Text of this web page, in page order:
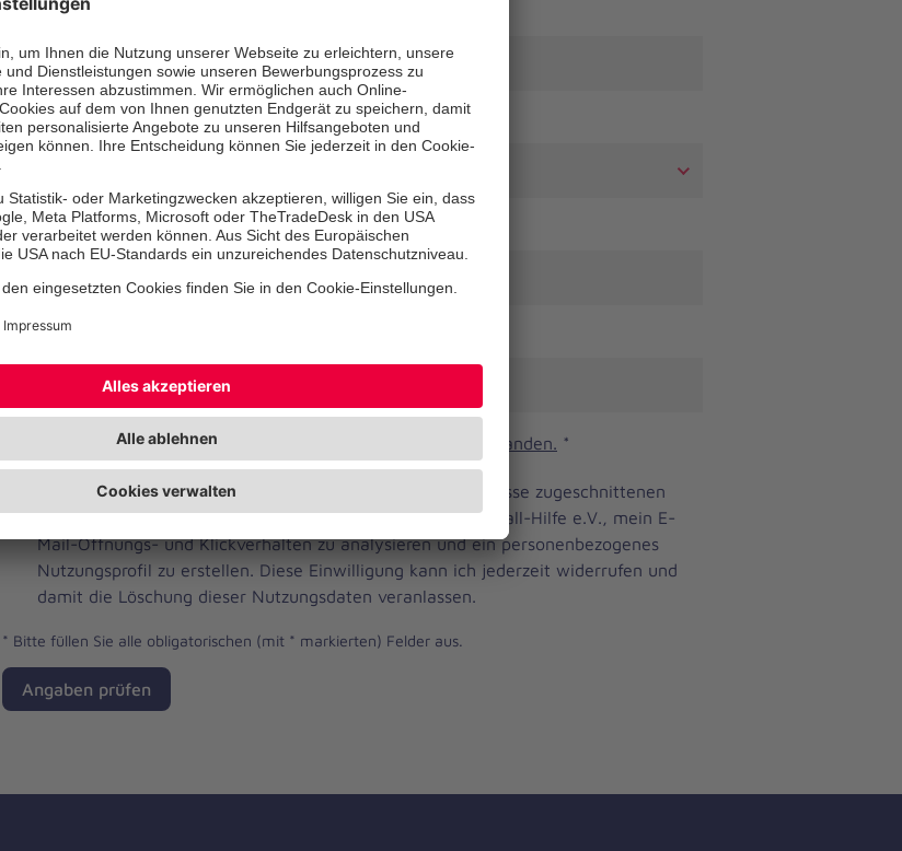
PLZ*
Bundesland
Telefonnummer
Ihre E-Mail-Adresse
Ich habe die Datenschutzbestimmungen gelesen und verstanden. *
Brevo
Newsletter
Checkbox
Ja, ich möchte einen individuellen und auf meine Bedürfnisse zugeschnittenen
Newsletter erhalten. Dafür erlaube ich der Johanniter-Unfall-Hilfe e.V., mein E-
Mail-Öffnungs- und Klickverhalten zu analysieren und ein personenbezogenes
Nutzungsprofil zu erstellen. Diese Einwilligung kann ich jederzeit widerrufen und
damit die Löschung dieser Nutzungsdaten veranlassen.
* Bitte füllen Sie alle obligatorischen (mit * markierten) Felder aus.
Angaben prüfen